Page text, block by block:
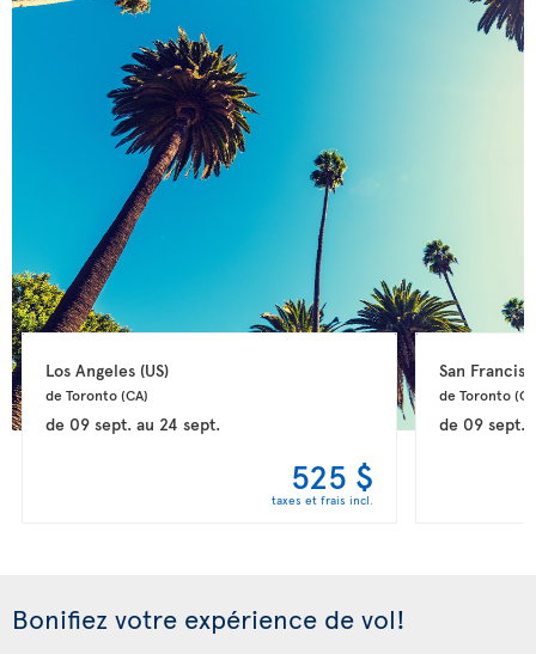
Los Angeles (US)
de Toronto (CA)
de 09 sept.au 24 sept.
525 $
taxes et frais incl.
San
de Toronto
de 09 sept.
Bonifiez votre expérience de vol!